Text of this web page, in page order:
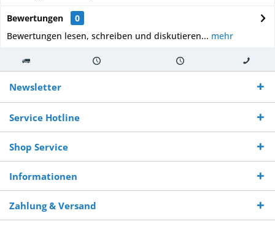
Bewertungen
0
Bewertungen lesen, schreiben und diskutieren... mehr
Kostenloser
Versand ab €
250,-
Versand innerhalb von Versand von So erreichen
Sie uns 0160
970 511 90
Newsletter
Service Hotline
Shop Service
Informationen
Zahlung & Versand